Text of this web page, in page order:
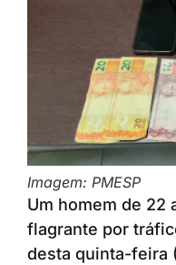
Imagem: PMESP
Um homem de 22
flagrante por
desta quinta-feira